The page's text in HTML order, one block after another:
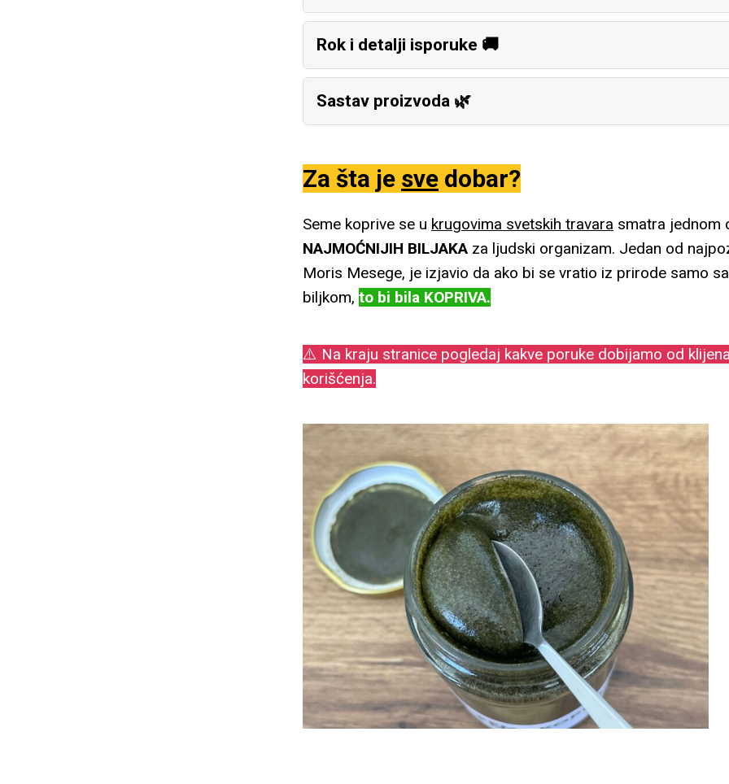
dana,nastavicemo da
Iskreno sam iznenađena
Milica– maj 19, 2024
Med je odličan,i običan i ovaj sa
Otkad ga koristim, preko tri
teže uzima, tako da ga držim
Milica
Ljiljana–maj 21, 2024
Ovo stvarno pomaže ! Imam
celu teglicu.
Rok i detalji isporuke 🚚
Sastav proizvoda 🌿
Za šta je sve dobar?
Seme koprive se u krugovima svetskih travara smatra jednom
NAJMOĆNIJIH BILJAKA za ljudski organizam. Jedan od
Moris Mesege, je izjavio da ako bi se vratio iz prirode samo
biljkom, to bi bila KOPRIVA.
⚠️ Na kraju stranice pogledaj kakve poruke dobijamo od
korišćenja.